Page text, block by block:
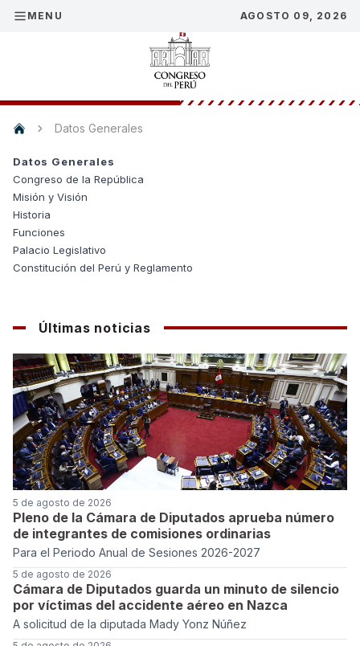
MENU AGOSTO 09, 2026
Datos Generales
Datos Generales
Congreso de la República
Misión y Visión
Historia
Funciones
Palacio Legislativo
Constitución del Perú y Reglamento
Últimas noticias
5 de agosto de 2026
Pleno de la Cámara de Diputados aprueba número
de integrantes de comisiones ordinarias
Para el Periodo Anual de Sesiones 2026-2027
5 de agosto de 2026
Cámara de Diputados guarda un minuto de silencio
por víctimas del accidente aéreo en Nazca
A solicitud de la diputada Mady Yonz Núñez